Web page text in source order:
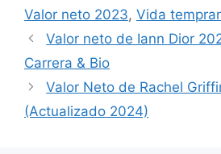
Valor neto 2023, Vida
Valor neto de Iann Dior
Carrera & Bio
Valor Neto de Rachel
(Actualizado 2024)